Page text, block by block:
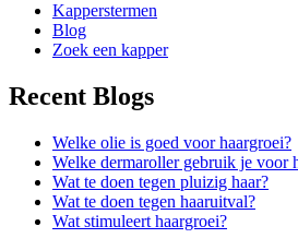
Kapperstermen
Blog
Zoek een kapper
Recent Blogs
Welke olie is goed voor haargroei?
Welke dermaroller gebruik je voor
Wat te doen tegen pluizig haar?
Wat te doen tegen haaruitval?
Wat stimuleert haargroei?